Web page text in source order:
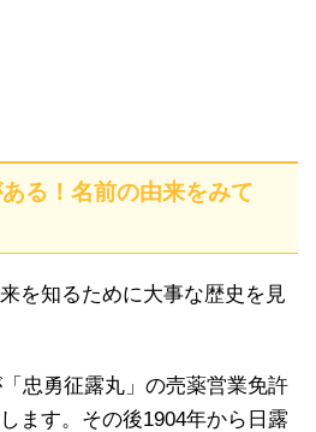
る！名前の由来をみて
を知るために大事な歴史を見
忠勇征露丸」の売薬営業免許
ます。その後1904年から日露